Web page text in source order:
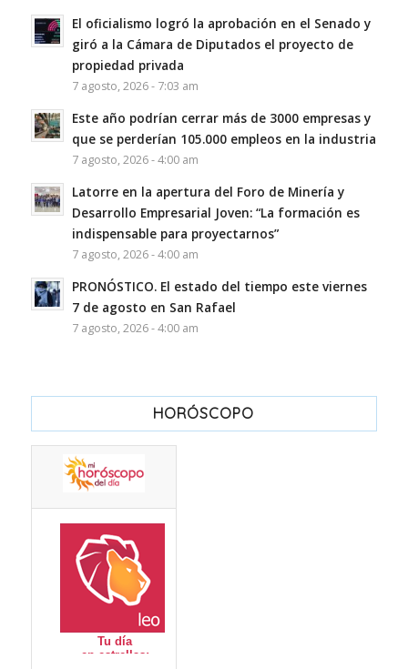
El oficialismo logró la aprobación en el Senado y
giró a la Cámara de Diputados el proyecto de
propiedad privada
7 agosto, 2026 - 7:03 am
Este año podrían cerrar más de 3000 empresas y
que se perderían 105.000 empleos en la industria
7 agosto, 2026 - 4:00 am
Latorre en la apertura del Foro de Minería y
Desarrollo Empresarial Joven: “La formación es
indispensable para proyectarnos”
7 agosto, 2026 - 4:00 am
PRONÓSTICO. El estado del tiempo este viernes
7 de agosto en San Rafael
7 agosto, 2026 - 4:00 am
HORÓSCOPO